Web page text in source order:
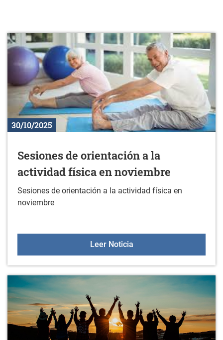
30/10/2025
Sesiones de orientación a la
actividad física en noviembre
Sesiones de orientación a la actividad física en
noviembre
Leer NoticiaSesiones de orientación